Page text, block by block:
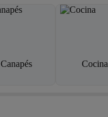
Canapés Cocina